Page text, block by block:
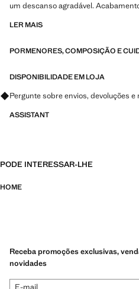
um descanso agradável.
produtos da coleção
LER MAIS
PORMENORES, COMPOSIÇÃO E
DISPONIBILIDADE EM LOJA
Pergunte sobre envios, devoluções e
ASSISTANT
PODE INTERESSAR-LHE
HOME
Receba promoções exclusivas,
novidades
E-mail